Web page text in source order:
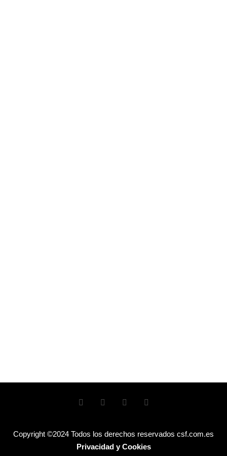
Copyright ©2024 Todos los derechos reservados csf.com.es
Privacidad y Cookies